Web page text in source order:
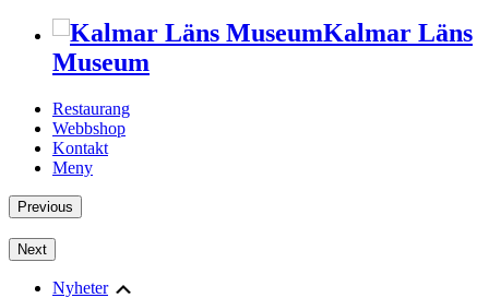
Kalmar Läns
Museum
Restaurang
Webbshop
Kontakt
Meny
Previous
Next
Nyheter